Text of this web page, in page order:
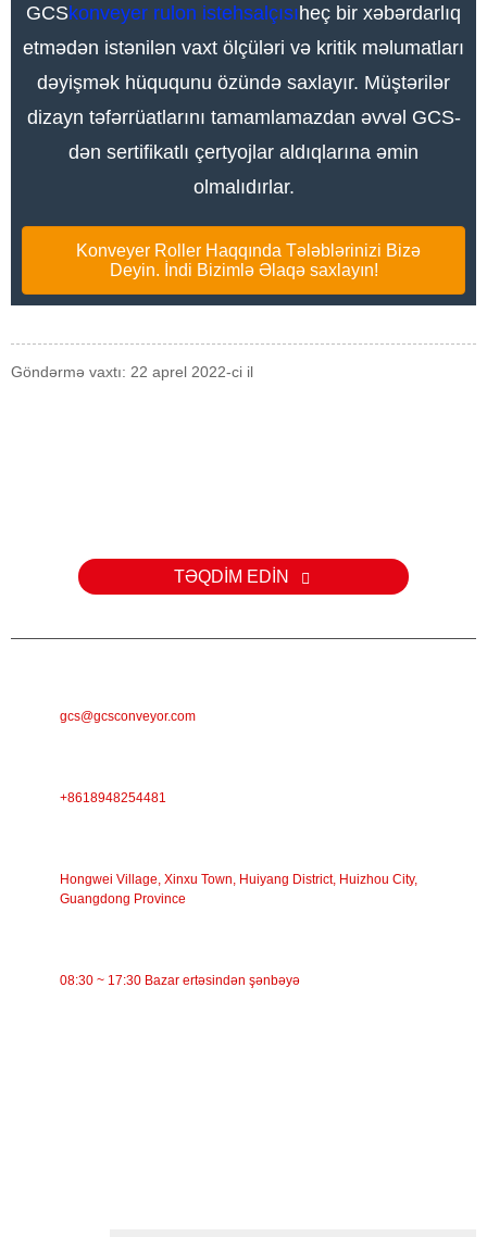
GCSkonveyer rulon istehsalçısıheç bir xəbərdarlıq
etmədən istənilən vaxt ölçüləri və kritik məlumatları
dəyişmək hüququnu özündə saxlayır. Müştərilər
dizayn təfərrüatlarını tamamlamazdan əvvəl GCS-
dən sertifikatlı çertyojlar aldıqlarına əmin
olmalıdırlar.
Konveyer Roller Haqqında Tələblərinizi Bizə
Deyin. İndi Bizimlə Əlaqə saxlayın!
Göndərmə vaxtı: 22 aprel 2022-ci il
TƏQDİM EDİN
gcs@gcsconveyor.com
+8618948254481
Hongwei Village, Xinxu Town, Huiyang District, Huizhou City,
Guangdong Province
08:30 ~ 17:30 Bazar ertəsindən şənbəyə